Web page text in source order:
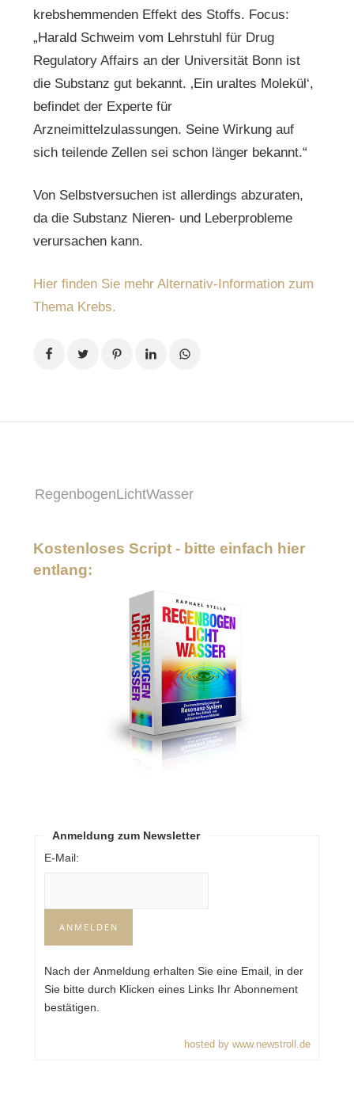
krebshemmenden Effekt des Stoffs. Focus:
„Harald Schweim vom Lehrstuhl für Drug
Regulatory Affairs an der Universität Bonn ist
die Substanz gut bekannt. ‚Ein uraltes Molekül‘,
befindet der Experte für
Arzneimittelzulassungen. Seine Wirkung auf
sich teilende Zellen sei schon länger bekannt.“
Von Selbstversuchen ist allerdings abzuraten,
da die Substanz Nieren- und Leberprobleme
verursachen kann.
Hier finden Sie mehr Alternativ-Information zum
Thema Krebs.
RegenbogenLichtWasser
Kostenloses Script - bitte einfach hier
entlang:
Anmeldung zum Newsletter
E-Mail:
Nach der Anmeldung erhalten Sie eine Email, in der
Sie bitte durch Klicken eines Links Ihr Abonnement
bestätigen.
hosted by www.newstroll.de